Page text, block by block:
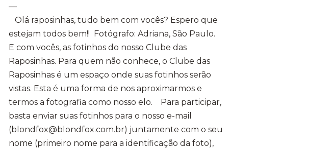
Olá raposinhas, tudo bem com vocês? Espero que
estejam todos bem!! Fotógrafo: Adriana, São Paulo.
E com vocês, as fotinhos do nosso Clube das
Raposinhas. Para quem não conhece, o Clube das
Raposinhas é um espaço onde suas fotinhos serão
vistas. Esta é uma forma de nos aproximarmos e
termos a fotografia como nosso elo. Para participar,
basta enviar suas fotinhos para o nosso e-mail
(blondfox@blondfox.com.br) juntamente com o seu
nome (primeiro nome para a identificação da foto),